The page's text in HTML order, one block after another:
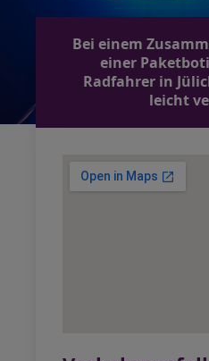
Bei einem
einer
Radfahrer in
leicht